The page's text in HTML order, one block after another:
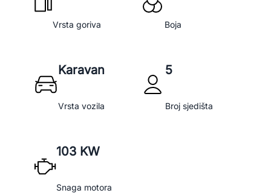
Vrsta goriva Boja
Karavan
Vrsta vozila
5
Broj sjedišta
103 KW
Snaga motora